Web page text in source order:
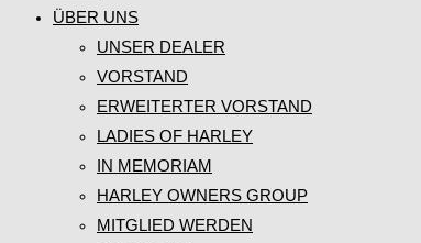
ÜBER UNS
UNSER DEALER
VORSTAND
ERWEITERTER VORSTAND
LADIES OF HARLEY
IN MEMORIAM
HARLEY OWNERS GROUP
MITGLIED WERDEN